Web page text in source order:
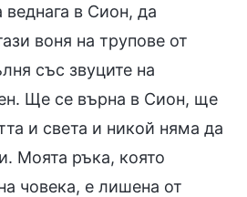
в Сион, да
воня на трупове от
със звуците на
Ще се върна в Сион, ще
и света и никой няма да
Моята ръка, която
човека, е лишена от